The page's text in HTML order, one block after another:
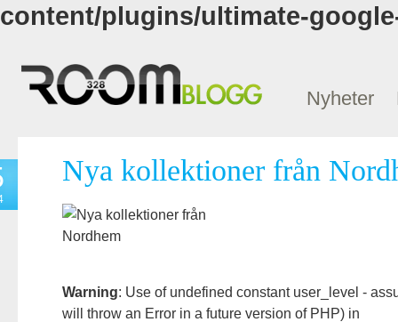
content/plugins/ultimate-
Nyheter
Nya kollektioner från
Warning: Use of undefined constant user_level -
will throw an Error in a future version of PHP) in